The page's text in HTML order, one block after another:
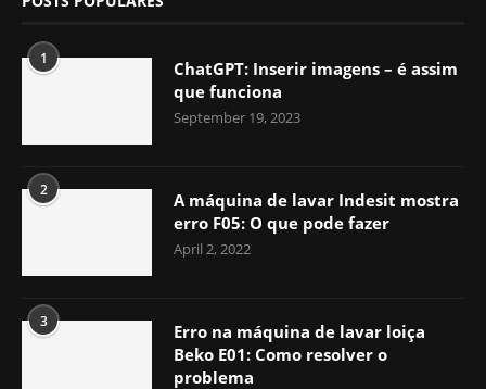
1
ChatGPT: Inserir imagens – é assim
que funciona
September 19, 2023
2
A máquina de lavar Indesit mostra
erro F05: O que pode fazer
April 2, 2022
3
Erro na máquina de lavar loiça
Beko E01: Como resolver o
problema